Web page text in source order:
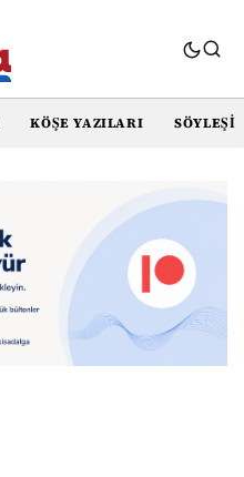
KÖŞE YAZILARI SÖYLEŞI